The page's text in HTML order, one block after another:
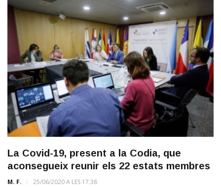
La Covid-19, present a la Codia, que
aconsegueix reunir els 22 estats membres
M. F. 25/06/2020 A LES 17:38